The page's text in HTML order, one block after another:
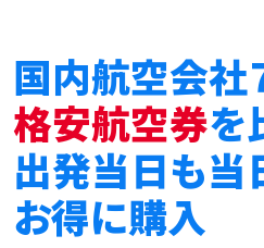
国内航空会社
格安航空券を
出発当日も当
お得に購入